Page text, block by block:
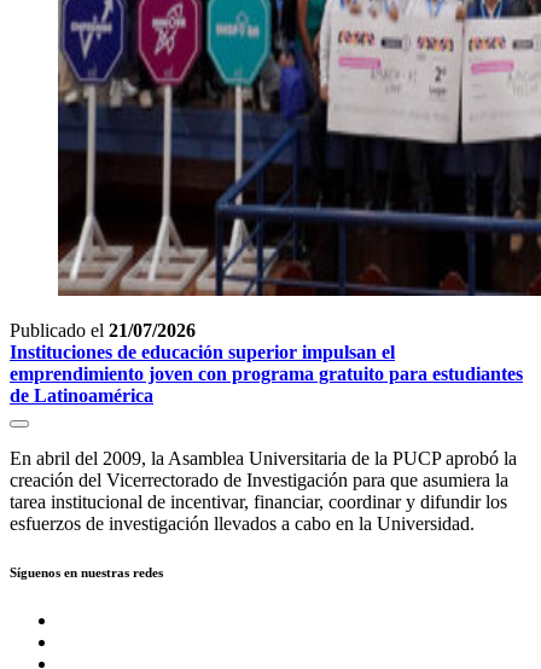
Publicado el 21/07/2026
Instituciones de educación superior impulsan el
emprendimiento joven con programa gratuito para estudiantes
de Latinoamérica
En abril del 2009, la Asamblea Universitaria de la PUCP aprobó la
creación del Vicerrectorado de Investigación para que asumiera la
tarea institucional de incentivar, financiar, coordinar y difundir los
esfuerzos de investigación llevados a cabo en la Universidad.
Síguenos en nuestras redes